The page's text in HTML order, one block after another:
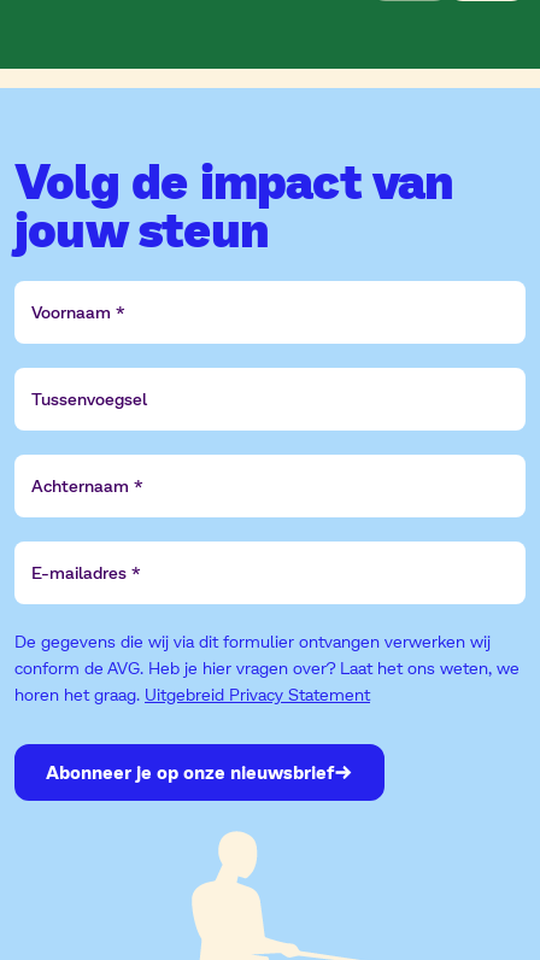
Volg de impact van
jouw steun
Voornaam
Tussenvoegsel
Achternaam
E-
mailadres
De gegevens die wij via dit formulier ontvangen verwerken wij
conform de AVG. Heb je hier vragen over? Laat het ons weten, we
horen het graag. Uitgebreid Privacy Statement
Abonneer je op onze nieuwsbrief